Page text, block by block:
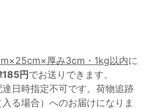
厚み3cm・1kg以内に
185円でお送りできます。
日時指定不可です。荷物追跡
る場合）へのお届けになりま